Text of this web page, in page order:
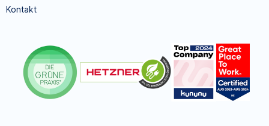
Kontakt